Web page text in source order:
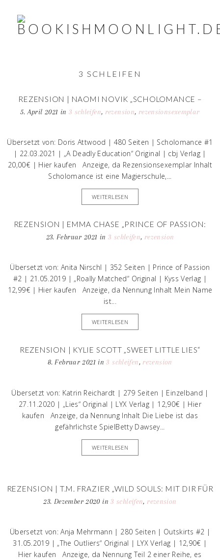
3 SCHLEIFEN
REZENSION | NAOMI NOVIK „SCHOLOMANCE –
TÖDLICHE LEKTION“
5. April 2021 in 3 schleifen, rezension, rezensionsexemplar
Übersetzt von: Doris Attwood | 480 Seiten | Scholomance #1
| 22.03.2021 | „A Deadly Education“ Original | cbj Verlag |
20,00€ | Hier kaufen Anzeige, da Rezensionsexemplar Inhalt
Scholomance ist eine Magierschule,...
WEITERLESEN
REZENSION | EMMA CHASE „PRINCE OF PASSION:
HENRY“
23. Februar 2021 in3 schleifen, rezension
Übersetzt von: Anita Nirschl | 352 Seiten | Prince of Passion
#2 | 21.05.2019 | „Roally Matched“ Original | Kyss Verlag |
12,99€ | Hier kaufen Anzeige, da Nennung Inhalt Mein Name
ist...
WEITERLESEN
REZENSION | KYLIE SCOTT „SWEET LITTLE LIES“
8. Februar 2021 in3 schleifen, rezension
Übersetzt von: Katrin Reichardt | 279 Seiten | Einzelband |
27.11.2020 | „Lies“ Original | LYX Verlag | 12,90€ | Hier
kaufen Anzeige, da Nennung Inhalt Die Liebe ist das
gefährlichste SpielBetty Dawsey...
WEITERLESEN
REZENSION | T.M. FRAZIER „WILD SOULS: MIT DIR FÜR
IMMER“
23. Dezember 2020 in3 schleifen, rezension
Übersetzt von: Anja Mehrmann | 280 Seiten | Outskirts #2 |
31.05.2019 | „The Outliers“ Original | LYX Verlag | 12,90€ |
Hier kaufen Anzeige, da Nennung Teil 2 einer Reihe, es